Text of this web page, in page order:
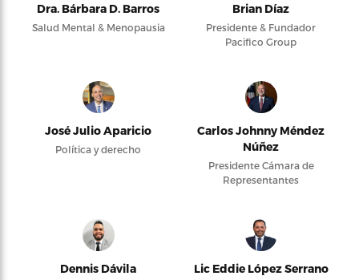
Dra. Bárbara D. Barros
Salud Mental & Menopausia
Brian Díaz
Presidente & Fundador
Pacifico Group
José Julio Aparicio
Política y derecho
Carlos Johnny Méndez
Núñez
Presidente Cámara de
Representantes
Dennis Dávila Lic Eddie López Serrano